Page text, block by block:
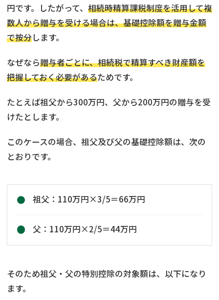
円です。したがって、 相続時精算課税制度を活用して複
数人から贈与を受ける場合は、基礎控除額を贈与金額
で按分します。
なぜなら贈与者ごとに、相続税で精算すべき財産額を
把握しておく必要があるためです。
たとえば祖父から300万円、父から200万円の贈与を受
けたとします。
このケースの場合、祖父及び父の基礎控除額は、次の
とおりです。
祖父：110万円×3/5＝66万円
父：110万円×2/5＝44万円
そのため祖父・父の特別控除の対象額は、以下になり
ます。